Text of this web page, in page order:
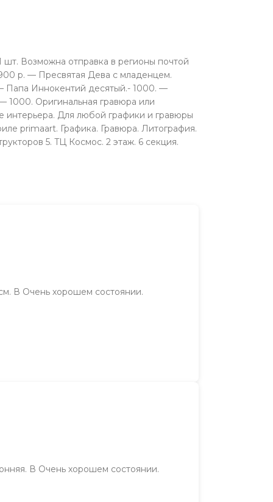
шт. Возможна отправка в регионы почтой
р. — Пресвятая Дева с младенцем.
Иннокентий десятый.- 1000. —
Оригинальная гравюра или
Для любой графики и гравюры
primaart. Графика. Гравюра. Литография.
5. TЦ Космос. 2 этаж. 6 секция.
В Очень хорошем состоянии.
В Очень хорошем состоянии.